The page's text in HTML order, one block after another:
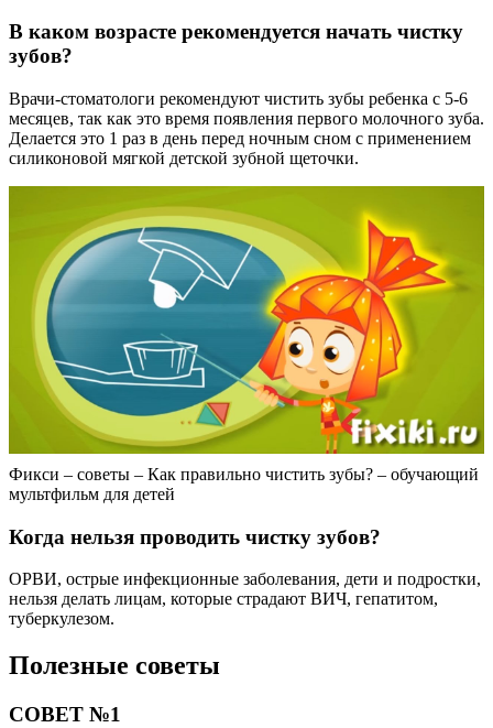
В каком возрасте рекомендуется начать чистку
зубов?
Врачи-стоматологи рекомендуют чистить зубы ребенка с 5-6
месяцев, так как это время появления первого молочного зуба.
Делается это 1 раз в день перед ночным сном с применением
силиконовой мягкой детской зубной щеточки.
Фикси – советы – Как правильно чистить зубы? – обучающий
мультфильм для детей
Когда нельзя проводить чистку зубов?
ОРВИ, острые инфекционные заболевания, дети и подростки,
нельзя делать лицам, которые страдают ВИЧ, гепатитом,
туберкулезом.
Полезные советы
СОВЕТ №1